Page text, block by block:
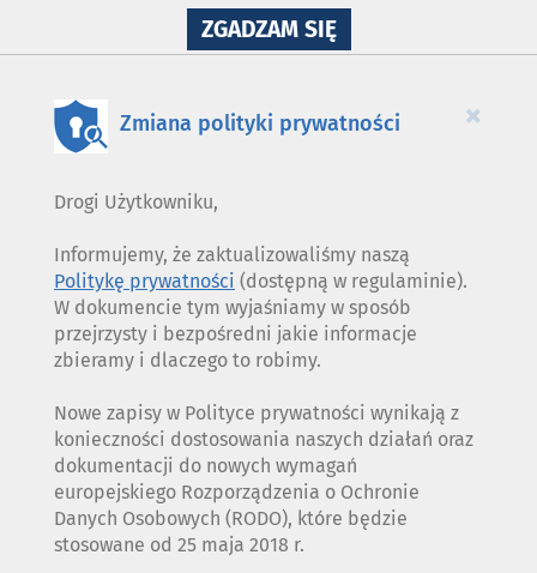
ZGADZAM SIĘNA
WYKORZYSTANIE
×
Zmiana polityki prywatności
Drogi Użytkowniku,
Informujemy, że zaktualizowaliśmy naszą
Politykę prywatności (dostępną w regulaminie).
W dokumencie tym wyjaśniamy w sposób
przejrzysty i bezpośredni jakie informacje
zbieramy i dlaczego to robimy.
Nowe zapisy w Polityce prywatności wynikają z
konieczności dostosowania naszych działań oraz
dokumentacji do nowych wymagań
europejskiego Rozporządzenia o Ochronie
Danych Osobowych (RODO), które będzie
stosowane od 25 maja 2018 r.